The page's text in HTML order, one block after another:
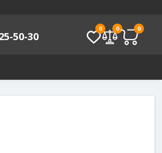
50-30
0 0 0